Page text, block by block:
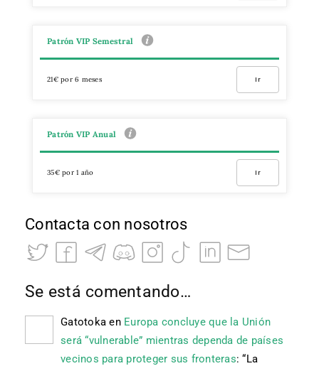
Patrón VIP Semestral
21€ por 6 meses Ir
Patrón VIP Anual
35€ por 1 año Ir
Contacta con nosotros
Se está comentando…
Gatotoka en Europa concluye que la Unión
será “vulnerable” mientras dependa de países
vecinos para proteger sus fronteras: “La